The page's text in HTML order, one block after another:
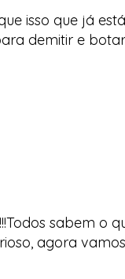
isso que já
demitir e
sabem o
agora